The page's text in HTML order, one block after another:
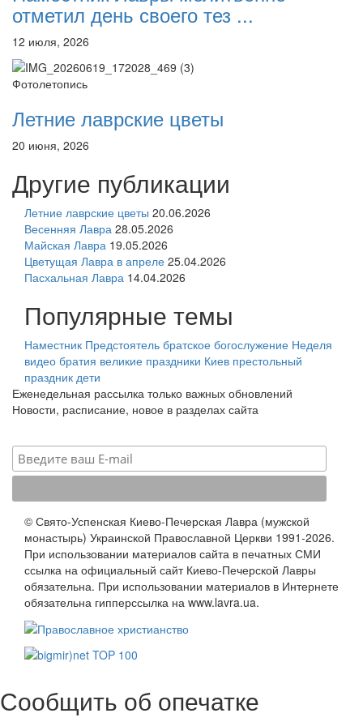
отметил день своего тез ...
12 июля, 2026
Фотолетопись
Летние лаврские цветы
20 июня, 2026
Другие публикации
Летние лаврские цветы 20.06.2026
Весенняя Лавра 28.05.2026
Майская Лавра 19.05.2026
Цветущая Лавра в апреле 25.04.2026
Пасхальная Лавра 14.04.2026
Популярные темы
Наместник Предстоятель братское богослужение Неделя
видео братия великие праздники Киев престольный
праздник дети
Еженедельная рассылка только важных обновлений
Новости, расписание, новое в разделах сайта
© Свято-Успенская Киево-Печерская Лавра (мужской
монастырь) Украинской Православной Церкви 1991-2026.
При использовании материалов сайта в печатных СМИ
ссылка на официальный сайт Киево-Печерской Лавры
обязательна. При использовании материалов в Интернете
обязательна гипперссылка на www.lavra.ua.
Сообщить об опечатке